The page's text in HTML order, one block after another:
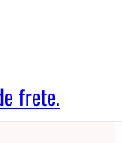
frete.